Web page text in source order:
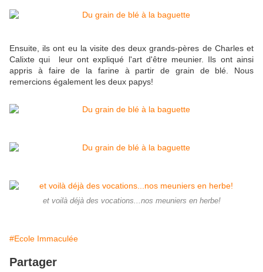
Ensuite, ils ont eu la visite des deux grands-pères de Charles et
Calixte qui leur ont expliqué l'art d'être meunier. Ils ont ainsi
appris à faire de la farine à partir de grain de blé. Nous
remercions également les deux papys!
et voilà déjà des vocations...nos meuniers en herbe!
#Ecole Immaculée
Partager